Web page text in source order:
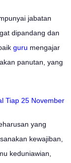
jabatan
dipandang dan
guru mengajar
panutan, yang
Tiap 25 November
yang
kewajiban,
keduniawian,